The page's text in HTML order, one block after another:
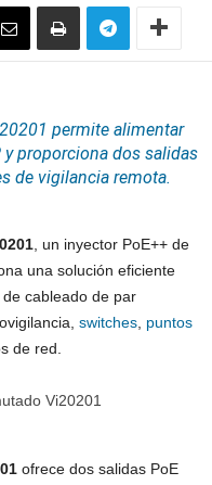
permite alimentar
y proporciona dos salidas
de vigilancia remota.
, un inyector PoE++ de
una solución eficiente
cableado de par
switches puntos
de red.
ofrece dos salidas PoE